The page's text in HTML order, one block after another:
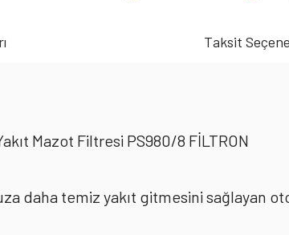
Taksit
Mazot Filtresi PS980/8 FİLTRON
daha temiz yakıt gitmesini sağlayan